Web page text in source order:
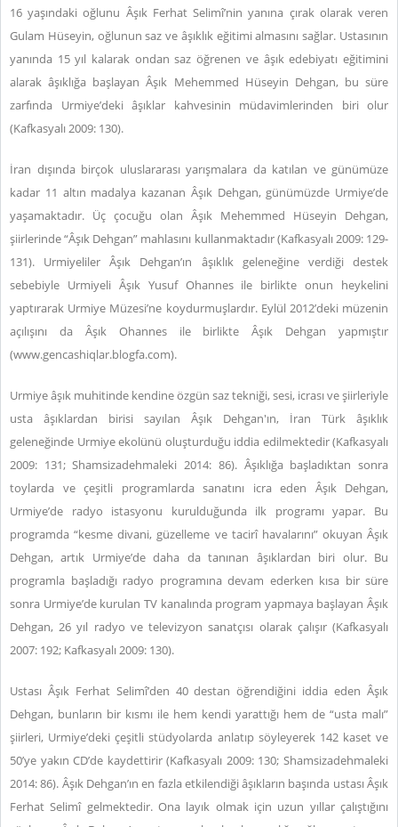
16 yaşındaki oğlunu Âşık Ferhat Selimî’nin yanına çırak olarak veren
Gulam Hüseyin, oğlunun saz ve âşıklık eğitimi almasını sağlar. Ustasının
yanında 15 yıl kalarak ondan saz öğrenen ve âşık edebiyatı eğitimini
alarak âşıklığa başlayan Âşık Mehemmed Hüseyin Dehgan, bu süre
zarfında Urmiye’deki âşıklar kahvesinin müdavimlerinden biri olur
(Kafkasyalı 2009: 130).
İran dışında birçok uluslararası yarışmalara da katılan ve günümüze
kadar 11 altın madalya kazanan Âşık Dehgan, günümüzde Urmiye’de
yaşamaktadır. Üç çocuğu olan Âşık Mehemmed Hüseyin Dehgan,
şiirlerinde “Âşık Dehgan” mahlasını kullanmaktadır (Kafkasyalı 2009: 129-
131). Urmiyeliler Âşık Dehgan’ın âşıklık geleneğine verdiği destek
sebebiyle Urmiyeli Âşık Yusuf Ohannes ile birlikte onun heykelini
yaptırarak Urmiye Müzesi’ne koydurmuşlardır. Eylül 2012’deki müzenin
açılışını da Âşık Ohannes ile birlikte Âşık Dehgan yapmıştır
(www.gencashiqlar.blogfa.com).
Urmiye âşık muhitinde kendine özgün saz tekniği, sesi, icrası ve şiirleriyle
usta âşıklardan birisi sayılan Âşık Dehgan'ın, İran Türk âşıklık
geleneğinde Urmiye ekolünü oluşturduğu iddia edilmektedir (Kafkasyalı
2009: 131; Shamsizadehmaleki 2014: 86). Âşıklığa başladıktan sonra
toylarda ve çeşitli programlarda sanatını icra eden Âşık Dehgan,
Urmiye’de radyo istasyonu kurulduğunda ilk programı yapar. Bu
programda “kesme divani, güzelleme ve tacirî havalarını” okuyan Âşık
Dehgan, artık Urmiye’de daha da tanınan âşıklardan biri olur. Bu
programla başladığı radyo programına devam ederken kısa bir süre
sonra Urmiye’de kurulan TV kanalında program yapmaya başlayan Âşık
Dehgan, 26 yıl radyo ve televizyon sanatçısı olarak çalışır (Kafkasyalı
2007: 192; Kafkasyalı 2009: 130).
Ustası Âşık Ferhat Selimî’den 40 destan öğrendiğini iddia eden Âşık
Dehgan, bunların bir kısmı ile hem kendi yarattığı hem de “usta malı”
şiirleri, Urmiye’deki çeşitli stüdyolarda anlatıp söyleyerek 142 kaset ve
50’ye yakın CD’de kaydettirir (Kafkasyalı 2009: 130; Shamsizadehmaleki
2014: 86). Âşık Dehgan’ın en fazla etkilendiği âşıkların başında ustası Âşık
Ferhat Selimî gelmektedir. Ona layık olmak için uzun yıllar çalıştığını